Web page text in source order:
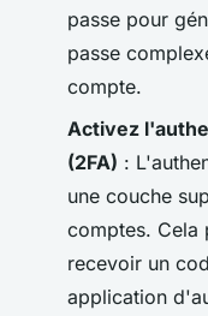
passe pour
passe
compte.
Activez
(2FA) :
une couche
comptes. Cela
recevoir un
application